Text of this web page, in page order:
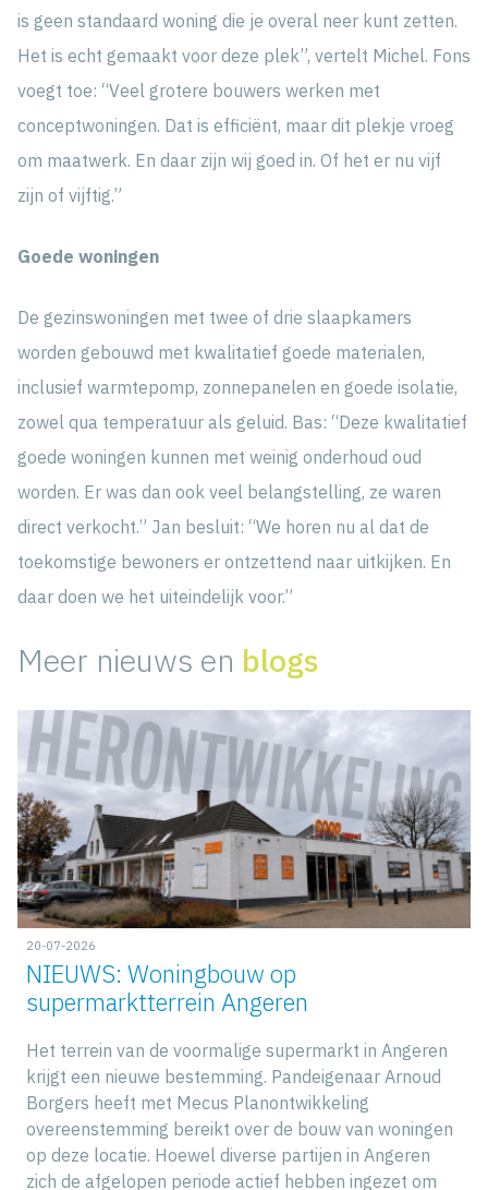
is geen standaard woning die je overal neer kunt zetten.
Het is echt gemaakt voor deze plek”, vertelt Michel. Fons
voegt toe: “Veel grotere bouwers werken met
conceptwoningen. Dat is efficiënt, maar dit plekje vroeg
om maatwerk. En daar zijn wij goed in. Of het er nu vijf
zijn of vijftig.”
Goede woningen
De gezinswoningen met twee of drie slaapkamers
worden gebouwd met kwalitatief goede materialen,
inclusief warmtepomp, zonnepanelen en goede isolatie,
zowel qua temperatuur als geluid. Bas: “Deze kwalitatief
goede woningen kunnen met weinig onderhoud oud
worden. Er was dan ook veel belangstelling, ze waren
direct verkocht.” Jan besluit: “We horen nu al dat de
toekomstige bewoners er ontzettend naar uitkijken. En
daar doen we het uiteindelijk voor.”
Meer nieuws en blogs
20-07-2026
NIEUWS: Woningbouw op
supermarktterrein Angeren
Het terrein van de voormalige supermarkt in Angeren
krijgt een nieuwe bestemming. Pandeigenaar Arnoud
Borgers heeft met Mecus Planontwikkeling
overeenstemming bereikt over de bouw van woningen
op deze locatie. Hoewel diverse partijen in Angeren
zich de afgelopen periode actief hebben ingezet om